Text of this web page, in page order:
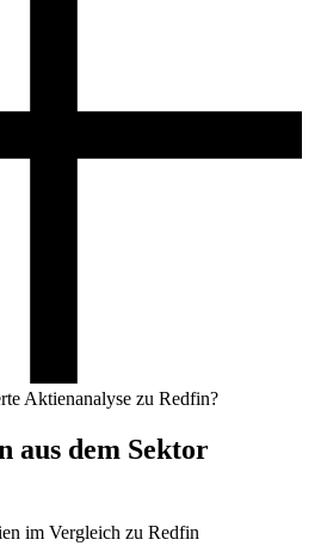
Aktienanalyse zu Redfin?
aus dem Sektor
im Vergleich zu Redfin